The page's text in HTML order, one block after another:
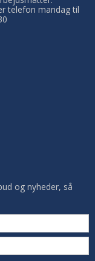
telefon mandag til
og nyheder, så